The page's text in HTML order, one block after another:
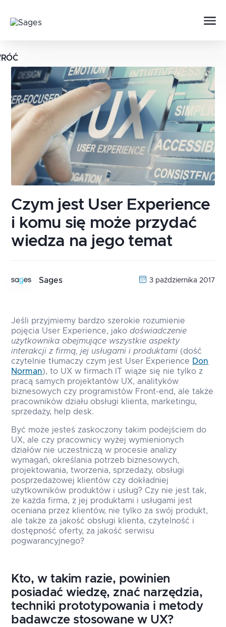
Czym jest User Experience
i komu się może przydać
wiedza na jego temat
Sages 3 października 2017
Jeśli przyjmiemy bardzo szerokie rozumienie
pojęcia User Experience, jakodoświadczenie
użytkownika obejmujące wszystkie aspekty
interakcji z firmą, jej usługami i produktami (dość
czytelnie tłumaczy czym jest User Experience Don
Norman), to UX w firmach IT wiąże się nie tylko z
pracą samych projektantów UX, analityków
biznesowych czy programistów Front-end, ale także
pracowników działu obsługi klienta, marketingu,
sprzedaży, help desk.
Być może jesteś zaskoczony takim podejściem do
UX, ale czy pracownicy wyżej wymienionych
działów nie uczestniczą w procesie analizy
wymagań, określania potrzeb biznesowych,
projektowania, tworzenia, sprzedaży, obsługi
posprzedażowej klientów czy dokładniej
użytkowników produktów i usług? Czy nie jest tak,
że każda firma, z jej produktami i usługami jest
oceniana przez klientów, nie tylko za swój produkt,
ale także za jakość obsługi klienta, czytelność i
dostępność oferty, za jakość serwisu
pogwarancyjnego?
Kto, w takim razie, powinien
posiadać wiedzę, znać narzędzia,
techniki prototypowania i metody
badawcze stosowane w UX?